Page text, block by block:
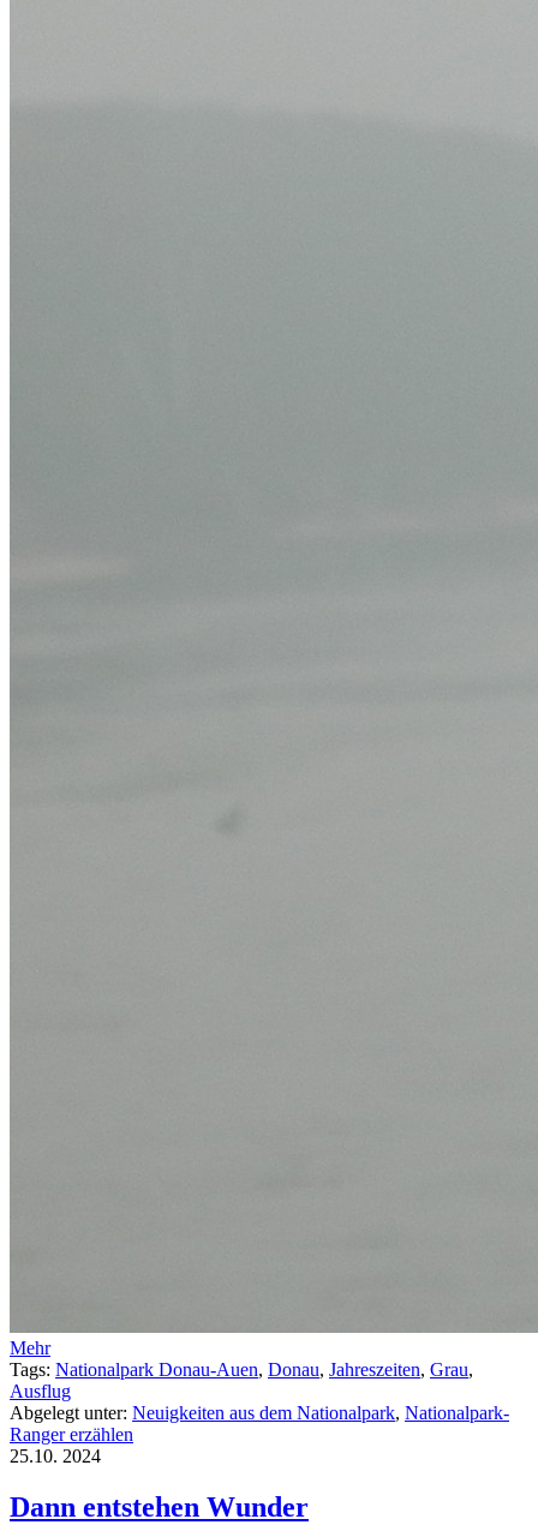
Mehr
Tags: Nationalpark Donau-Auen, Donau, Jahreszeiten, Grau,
Ausflug
Abgelegt unter: Neuigkeiten aus dem Nationalpark, Nationalpark-
Ranger erzählen
25.10. 2024
Dann entstehen Wunder